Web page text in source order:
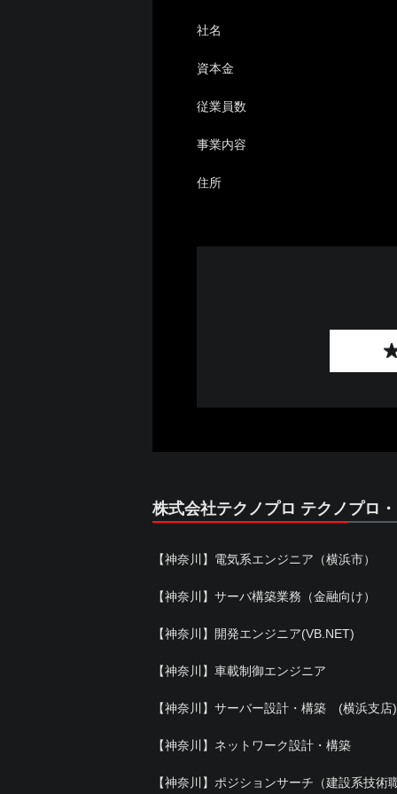
社名
資本金
従業員数
事業内容
住所
株式会社テクノプロ テクノプロ
【神奈川】電気系エンジニア（横浜市）
【神奈川】サーバ構築業務（金融向け）
【神奈川】開発エンジニア(VB.NET)
【神奈川】車載制御エンジニア
【神奈川】サーバー設計・構築 (横浜支店)
【神奈川】ネットワーク設計・構築
【神奈川】ポジションサーチ（建設系技術